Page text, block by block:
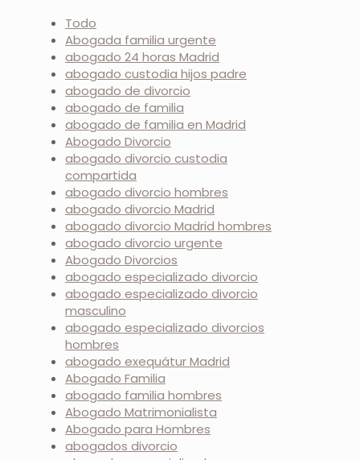
Todo
Abogada familia urgente
abogado 24 horas Madrid
abogado custodia hijos padre
abogado de divorcio
abogado de familia
abogado de familia en Madrid
Abogado Divorcio
abogado divorcio custodia
compartida
abogado divorcio hombres
abogado divorcio Madrid
abogado divorcio Madrid hombres
abogado divorcio urgente
Abogado Divorcios
abogado especializado divorcio
abogado especializado divorcio
masculino
abogado especializado divorcios
hombres
abogado exequátur Madrid
Abogado Familia
abogado familia hombres
Abogado Matrimonialista
Abogado para Hombres
abogados divorcio